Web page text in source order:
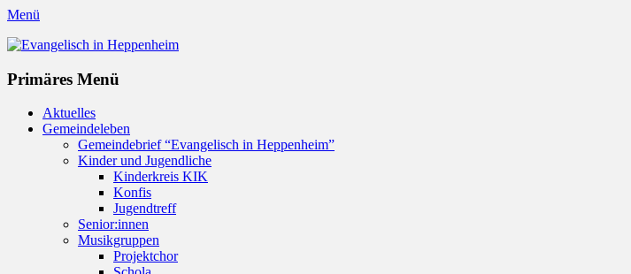
Menü
Evangelisch in Heppenheim
Primäres Menü
Zum
Inhalt
Aktuelles
Gemeindeleben
Gemeindebrief “Evangelisch in Heppenheim”
Kinder und Jugendliche
Kinderkreis KIK
Konfis
Jugendtreff
Senior:innen
Musikgruppen
Projektchor